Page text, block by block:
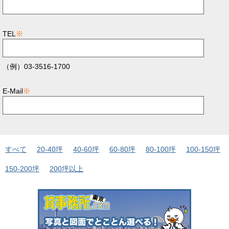
TEL ※
（例）03-3516-1700
E-Mail※
すべて 20-40坪 40-60坪 60-80坪 80-100坪 100-150坪
150-200坪 200坪以上